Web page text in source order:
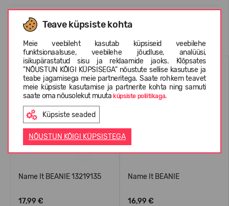
Teave küpsiste kohta
Meie veebileht kasutab küpsiseid veebilehe
funktsionaalsuse, veebilehe jõudluse, analüüsi,
isikupärastatud sisu ja reklaamide jaoks. Klõpsates
"NÕUSTUN KÕIGI KÜPSISEGA" nõustute sellise kasutuse ja
teabe jagamisega meie partneritega. Saate rohkem teavet
meie küpsiste kasutamise ja partnerite kohta ning samuti
saate oma nõusolekut muutaküpsiste poliitikaga.
Küpsiste seaded
NÕUSTUN KÕIGI KÜPSISTEGA
Sarnased tooted
Name It BEANIE 13219135
17,99 €
Name It BEANIE
16,99 €